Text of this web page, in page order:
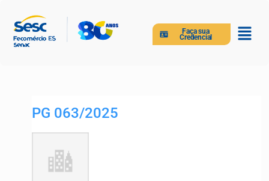
Faça sua
Credencial
PG 063/2025